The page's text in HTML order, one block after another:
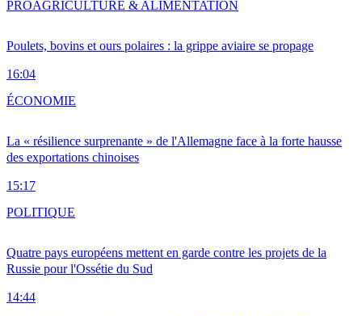
Poulets, bovins et ours polaires : la grippe aviaire se propage
16:04
PROAGRICULTURE & ALIMENTATION
La « résilience surprenante » de l'Allemagne face à la forte hausse
des exportations chinoises
15:17
ÉCONOMIE
Quatre pays européens mettent en garde contre les projets de la
Russie pour l'Ossétie du Sud
14:44
POLITIQUE